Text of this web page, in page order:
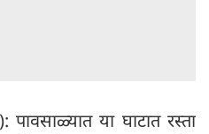
पावसाळ्यात या घाटात रस्ता